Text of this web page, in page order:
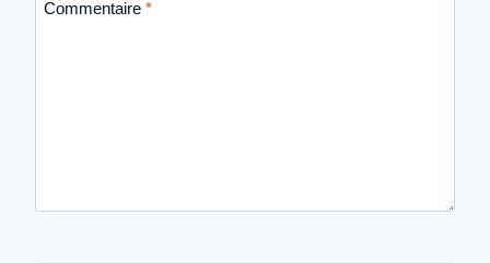
Commentaire *